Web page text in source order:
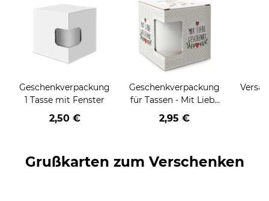
Geschenkverpackung
1 Tasse mit Fenster
2,50 €
Geschenkverpackung
für Tassen - Mit Liebe
geschenkt
2,95 €
Grußkarten zum Verschenken